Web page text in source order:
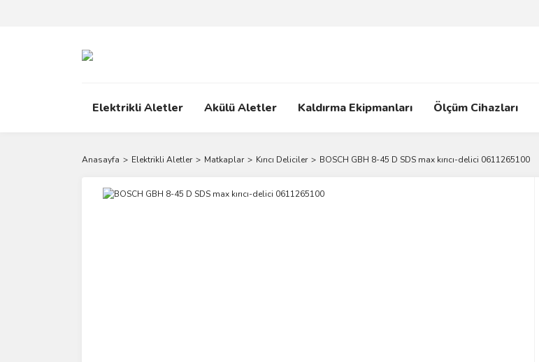
Elektrikli Aletler Akülü Aletler Kaldırma Ekipmanları Ölçüm Cihazları
Anasayfa Elektrikli Aletler Matkaplar Kırıcı Deliciler BOSCH GBH 8-45 D SDS max kırıcı-delici 0611265100